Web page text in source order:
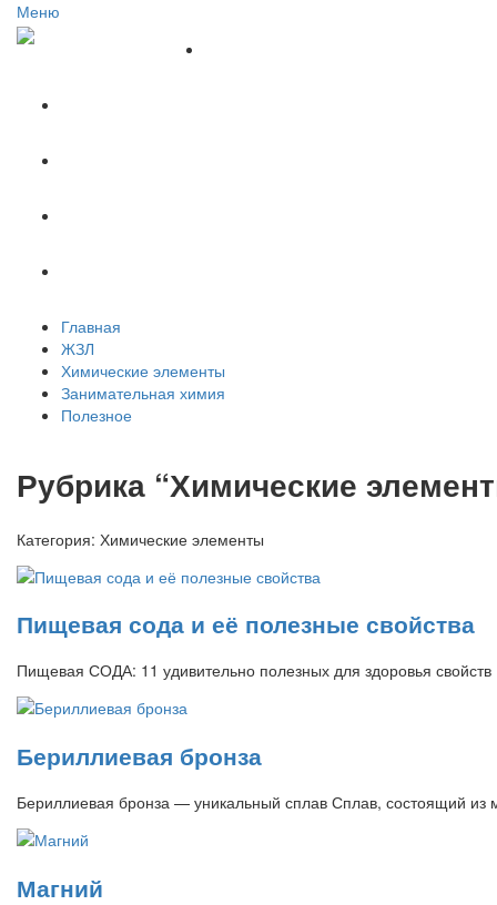
Меню
Главная
ЖЗЛ
Химические элементы
Занимательная химия
Полезное
Рубрика “Химические
Категория: Химические элементы
Пищевая сода и её полезные свойства
Пищевая СОДА: 11 удивительно полезных для здоровья
Бериллиевая бронза
Бериллиевая бронза — уникальный сплав Сплав, состоящий
Магний